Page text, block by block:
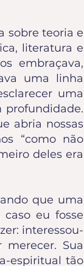
sobre teoria e
literatura e
embraçava,
uma linha
uma
profundidade.
abria nossas
“como não
deles era
que uma
eu fosse
interessou-
Sua
espiritual tão